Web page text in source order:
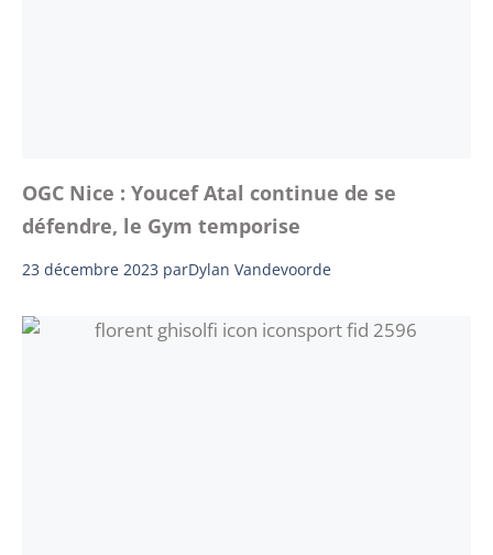
OGC Nice : Youcef Atal continue de se
défendre, le Gym temporise
23 décembre 2023 parDylan Vandevoorde